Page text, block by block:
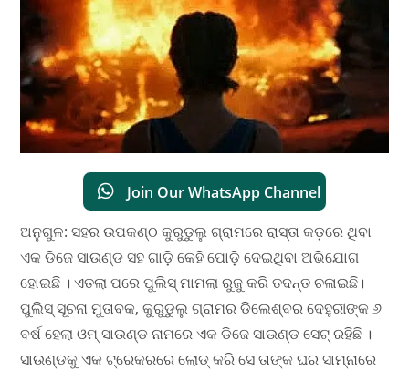
Join Our WhatsApp Channel
ଅନୁଗୁଳ: ସହର ଉପକଣ୍ଠ କୁରୁଡୁଲୁ ଗ୍ରାମରେ ରାସ୍ତା କଡ଼ରେ ଥିବା
ଏକ ଡିଜେ ସାଉଣ୍ଡ ସହ ଗାଡ଼ି କେହି ପୋଡ଼ି ଦେଇଥିବା ଅଭିଯୋଗ
ହୋଇଛି । ଏତଲା ପରେ ପୁଲିସ୍ ମାମଲା ରୁଜୁ କରି ତଦନ୍ତ ଚଳାଇଛି।
ପୁଲିସ୍ ସୂଚନା ମୁତାବକ, କୁରୁଡୁଲୁ ଗ୍ରାମର ଡିଲେଶ୍ବର ଦେହୁରୀଙ୍କ ୬
ବର୍ଷ ହେଲା ଓମ୍ ସାଉଣ୍ଡ ନାମରେ ଏକ ଡିଜେ ସାଉଣ୍ଡ ସେଟ୍ ରହିଛି ।
ସାଉଣ୍ଡକୁ ଏକ ଟ୍ରେକରରେ ଲୋଡ୍ କରି ସେ ତାଙ୍କ ଘର ସାମ୍ନାରେ